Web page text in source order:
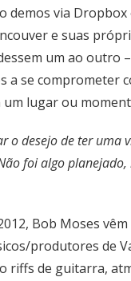
demos via
e suas
um ao outro
se comprometer
lugar ou
o desejo de ter
foi algo
Bob Moses
produtores de
riffs de guitarra,